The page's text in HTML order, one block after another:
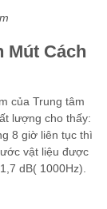
Mút Cách
của Trung tâm
lượng cho thấy:
8 giờ liên tục thì
vật liệu được
dB( 1000Hz).